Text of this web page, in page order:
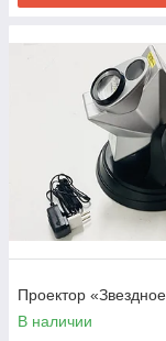
Проектор
В наличии